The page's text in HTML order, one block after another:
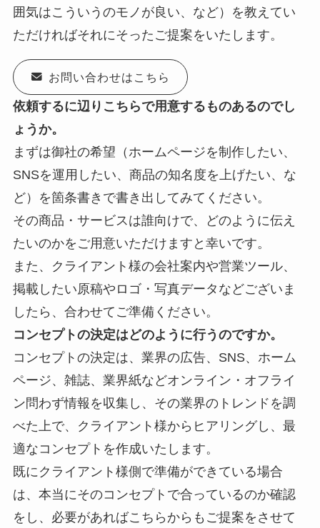
囲気はこういうのモノが良い、など）を教えてい
ただければそれにそったご提案をいたします。
お問い合わせはこちら
依頼するに辺りこちらで用意するものあるのでし
ょうか。
まずは御社の希望（ホームページを制作したい、
SNSを運用したい、商品の知名度を上げたい、な
ど）を箇条書きで書き出してみてください。
その商品・サービスは誰向けで、どのように伝え
たいのかをご用意いただけますと幸いです。
また、クライアント様の会社案内や営業ツール、
掲載したい原稿やロゴ・写真データなどございま
したら、合わせてご準備ください。
コンセプトの決定はどのように行うのですか。
コンセプトの決定は、業界の広告、SNS、ホーム
ページ、雑誌、業界紙などオンライン・オフライ
ン問わず情報を収集し、その業界のトレンドを調
べた上で、クライアント様からヒアリングし、最
適なコンセプトを作成いたします。
既にクライアント様側で準備ができている場合
は、本当にそのコンセプトで合っているのか確認
をし、必要があればこちらからもご提案をさせて